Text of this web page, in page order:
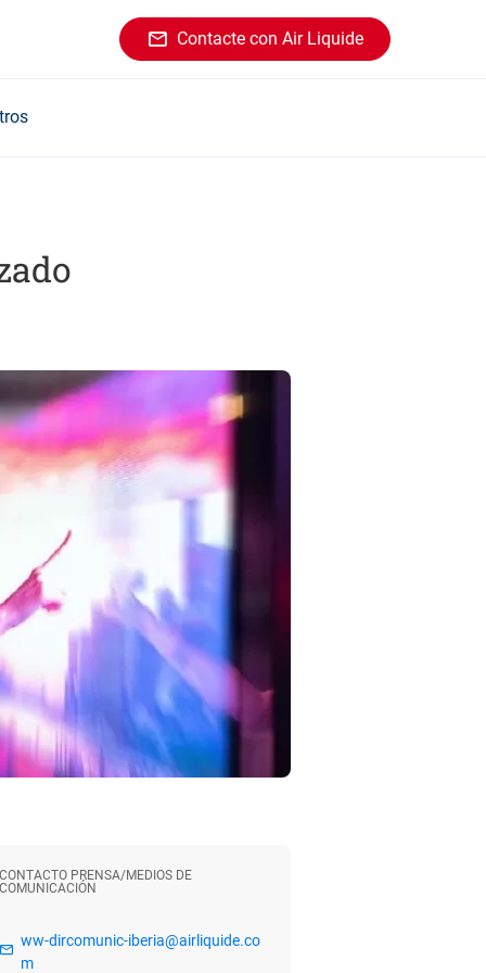
Contacte con Air Liquide
CONTACTO PRENSA/MEDIOS DE
COMUNICACIÓN
ww-dircomunic-iberia@airliquide.co
m